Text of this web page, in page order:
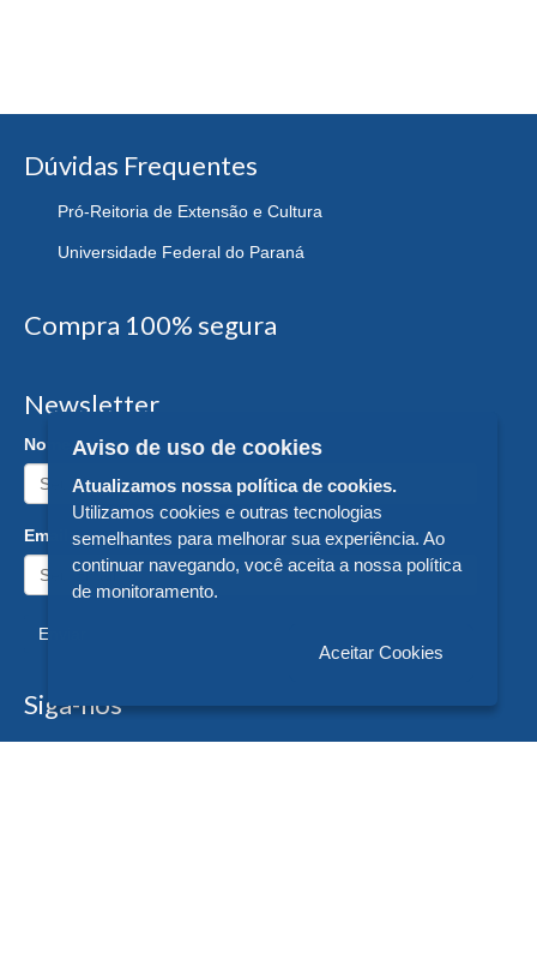
Dúvidas Frequentes
Pró-Reitoria de Extensão e Cultura
Universidade Federal do Paraná
Compra 100% segura
Newsletter
Nome:
Email:
Enviar
Siga-nos
Aviso de uso de cookies
Atualizamos nossa política de cookies.
Utilizamos cookies e outras tecnologias
semelhantes para melhorar sua experiência. Ao
continuar navegando, você aceita a nossa política
de monitoramento.
Aceitar Cookies